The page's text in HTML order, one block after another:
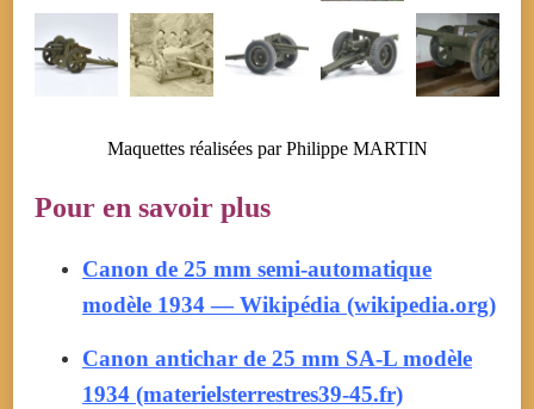
Maquettes réalisées par Philippe MARTIN
Pour en savoir plus
Canon de 25 mm semi-automatique
modèle 1934 — Wikipédia (wikipedia.org)
Canon antichar de 25 mm SA-L modèle
1934 (materielsterrestres39-45.fr)